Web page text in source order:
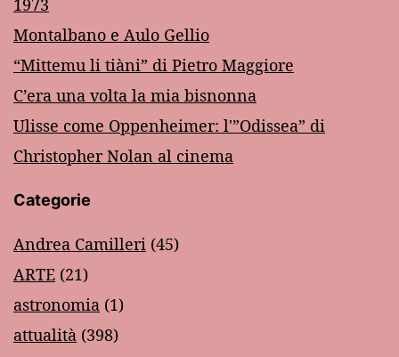
1973
Montalbano e Aulo Gellio
“Mittemu li tiàni” di Pietro Maggiore
C’era una volta la mia bisnonna
Ulisse come Oppenheimer: l'”Odissea” di
Christopher Nolan al cinema
Categorie
Andrea Camilleri (45)
ARTE (21)
astronomia (1)
attualità (398)